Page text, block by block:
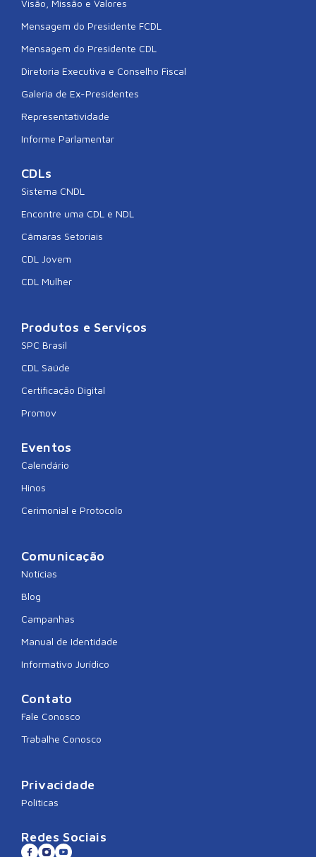
Visão, Missão e Valores
Mensagem do Presidente FCDL
Mensagem do Presidente CDL
Diretoria Executiva e Conselho Fiscal
Galeria de Ex-Presidentes
Representatividade
Informe Parlamentar
CDLs
Sistema CNDL
Encontre uma CDL e NDL
Câmaras Setoriais
CDL Jovem
CDL Mulher
Produtos e Serviços
SPC Brasil
CDL Saúde
Certificação Digital
Promov
Eventos
Calendário
Hinos
Cerimonial e Protocolo
Comunicação
Notícias
Blog
Campanhas
Manual de Identidade
Informativo Jurídico
Contato
Fale Conosco
Trabalhe Conosco
Privacidade
Políticas
Redes Sociais